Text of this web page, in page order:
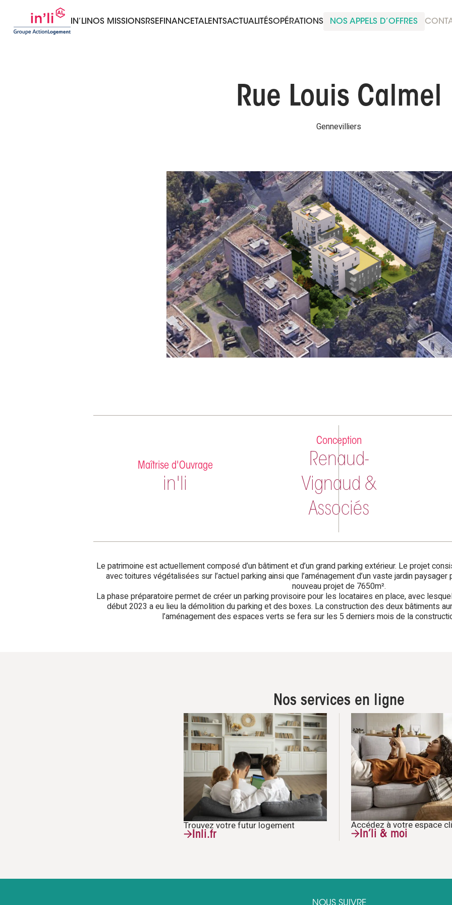
IN’LI NOS MISSIONS RSE FINANCE TALENTSACTUALITÉSOPÉRATIONS NOS APPELS D’OFFRES
Rue Louis Calmel
Gennevilliers
Maîtrise d'Ouvrage
in'li
Conception
Renaud-
Vignaud &
Associés
Le patrimoine est actuellement composé d’un bâtiment et d’un grand parking extérieur. Le projet
avec toitures végétalisées sur l’actuel parking ainsi que l’aménagement d’un vaste jardin
nouveau projet de 7650m².
La phase préparatoire permet de créer un parking provisoire pour les locataires en place, avec
début 2023 a eu lieu la démolition du parking et des boxes. La construction des deux bâtiments
l’aménagement des espaces verts se fera sur les 5 derniers mois de la
Nos services en ligne
Trouvez votre futur logement
Inli.fr
Accédez à votre espace
In’li & moi